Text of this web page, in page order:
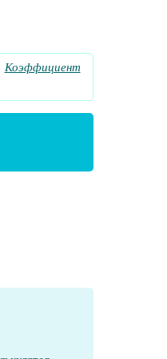
Коэффициент